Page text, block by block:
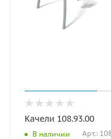
Качели 108.93.00
В наличии Арт.: